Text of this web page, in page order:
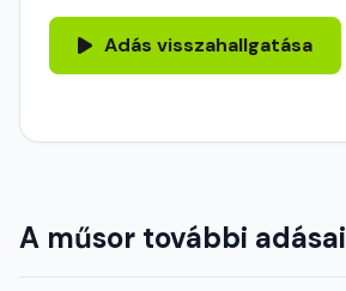
Adás visszahallgatása
A műsor további adásai